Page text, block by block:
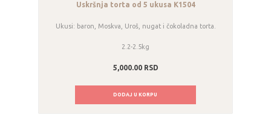
Uskršnja torta od 5 ukusa K1504
Ukusi: baron, Moskva, Uroš, nugat i čokoladna torta.
2.2-2.5kg
5,000.00RSD
DODAJ U KORPU